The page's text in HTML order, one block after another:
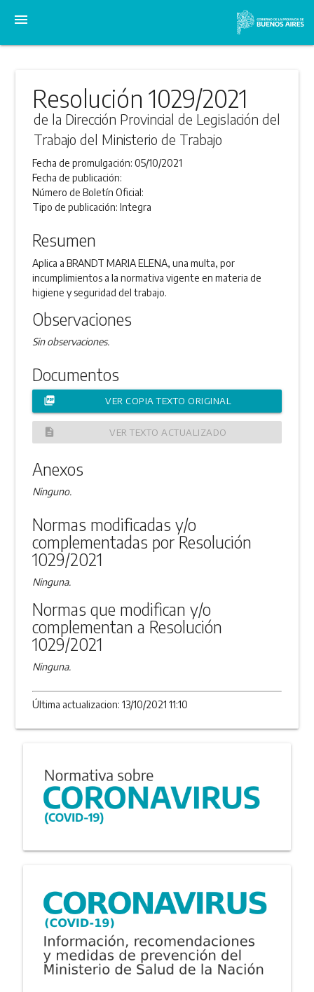
menu
Resolución 1029/2021
de la Dirección Provincial de Legislación del
Trabajo del Ministerio de Trabajo
Fecha de promulgación:05/10/2021
Fecha de publicación:
Número de Boletín Oficial:
Tipo de publicación:Integra
Resumen
Aplica a BRANDT MARIA ELENA, una multa, por
incumplimientos a la normativa vigente en materia de
higiene y seguridad del trabajo.
Observaciones
Sin observaciones.
Documentos
picture_as_pdf VER COPIA TEXTO ORIGINAL
description VER TEXTO ACTUALIZADO
Anexos
Ninguno.
Normas modificadas y/o
complementadas por Resolución
1029/2021
Ninguna.
Normas que modifican y/o
complementan a Resolución
1029/2021
Ninguna.
Última actualizacion: 13/10/2021 11:10